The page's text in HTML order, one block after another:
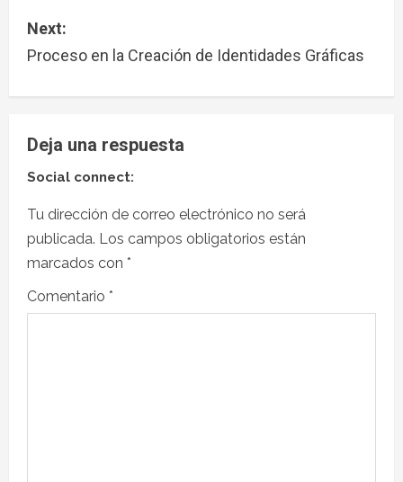
Next:
Proceso en la Creación de Identidades Gráficas
Deja una respuesta
Social connect:
Tu dirección de correo electrónico no será
publicada. Los campos obligatorios están
marcados con *
Comentario *